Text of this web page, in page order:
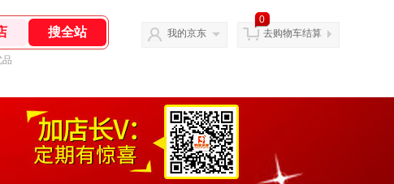
品
我的京东
0
去购物车结算